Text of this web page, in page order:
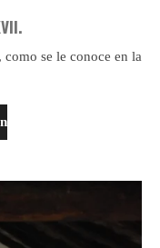
se le conoce en la